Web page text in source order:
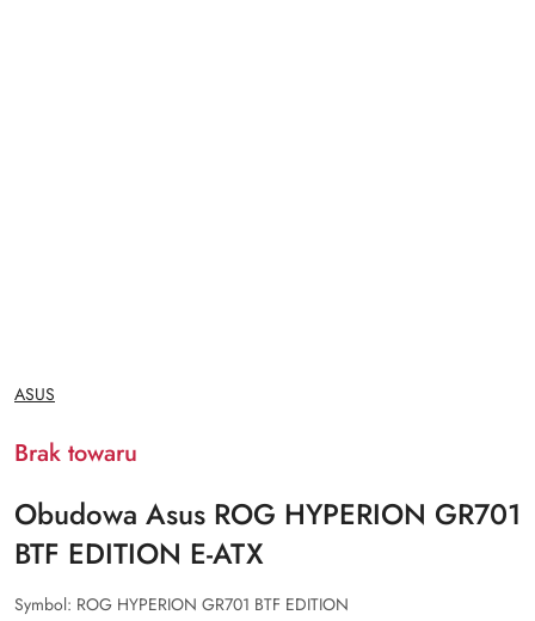
NAZWA
PRODUCENTA:
ASUS
Brak towaru
Obudowa Asus ROG HYPERION GR701
BTF EDITION E-ATX
Symbol: ROG HYPERION GR701 BTF EDITION